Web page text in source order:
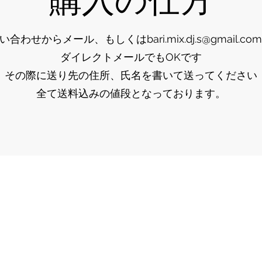
合わせからメール、もしくはbari.mix.dj.s@gmail.com
ダイレクトメールでもOKです
その際に送り先の住所、氏名を書いて送ってください
​全て送料込みの値段となっております。